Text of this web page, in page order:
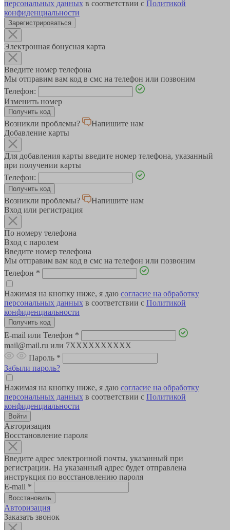
персональных данных в соответствии с Политикой
конфиденциальности
Зарегистрироваться
Электронная бонусная карта
Введите номер телефона
Мы отправим вам код в смс на телефон или позвоним
Телефон:
Изменить номер
Возникли проблемы?
Напишите нам
Добавление карты
Для добавления карты введите номер телефона, указанный
при получении карты
Телефон:
Возникли проблемы?
Напишите нам
Вход или регистрация
По номеру телефона
Вход с паролем
Введите номер телефона
Мы отправим вам код в смс на телефон или позвоним
Телефон *
Нажимая на кнопку ниже, я даю согласие на обработку
персональных данных в соответствии с Политикой
конфиденциальности
E-mail или Телефон *
mail@mail.ru или 7XXXXXXXXXX
Пароль *
Забыли пароль?
Нажимая на кнопку ниже, я даю согласие на обработку
персональных данных в соответствии с Политикой
конфиденциальности
Авторизация
Восстановление пароля
Введите адрес электронной почты, указанный при
регистрации. На указанный адрес будет отправлена
инструкция по восстановлению пароля
E-mail *
Авторизация
Заказать звонок